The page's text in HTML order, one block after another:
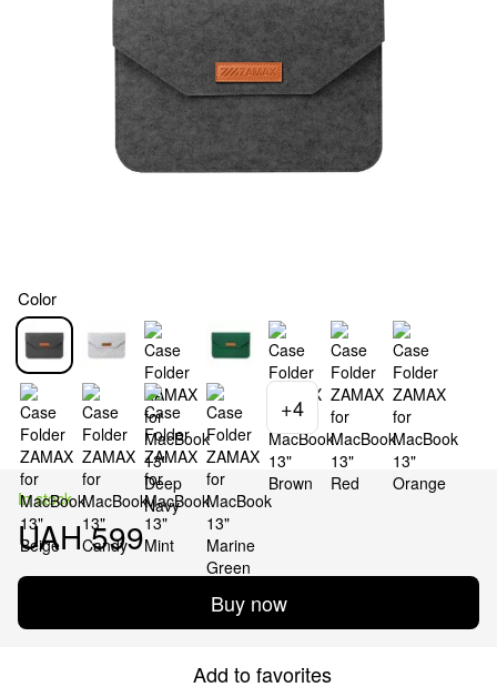
Color
+4
In stock
UAH 599
Buy now
Add to favorites